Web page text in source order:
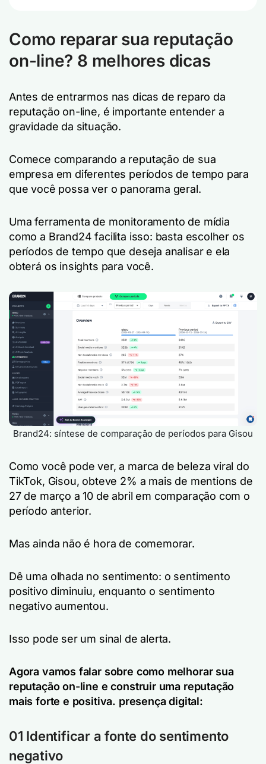
Como reparar sua reputação
on-line? 8 melhores dicas
Antes de entrarmos nas dicas de reparo da
reputação on-line, é importante entender a
gravidade da situação.
Comece comparando a reputação de sua
empresa em diferentes períodos de tempo para
que você possa ver o panorama geral.
Uma ferramenta de monitoramento de mídia
como a Brand24 facilita isso: basta escolher os
períodos de tempo que deseja analisar e ela
obterá os insights para você.
Brand24: síntese de comparação de períodos para Gisou
Como você pode ver, a marca de beleza viral do
TikTok, Gisou, obteve 2% a mais de mentions de
27 de março a 10 de abril em comparação com o
período anterior.
Mas ainda não é hora de comemorar.
Dê uma olhada no sentimento: o sentimento
positivo diminuiu, enquanto o sentimento
negativo aumentou.
Isso pode ser um sinal de alerta.
Agora vamos falar sobre como melhorar sua
reputação on-line e construir uma reputação
mais forte e positiva. presença digital:
01 Identificar a fonte do sentimento
negativo